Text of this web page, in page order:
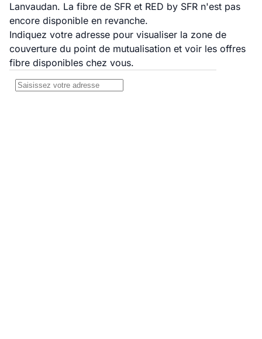
Lanvaudan. La fibre de SFR et RED by SFR n'est pas
encore disponible en revanche.
Indiquez votre adresse pour visualiser la zone de
couverture du point de mutualisation et voir les offres
fibre disponibles chez vous.